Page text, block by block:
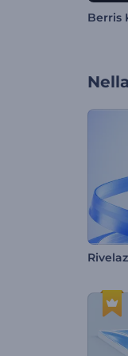
Berris